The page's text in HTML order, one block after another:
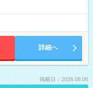
詳細へ
掲載日：2026.08.06